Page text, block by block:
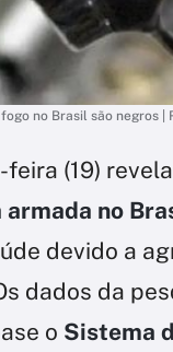
no Brasil são negros
(19)
armada no
devido a
dados da
o Sistema